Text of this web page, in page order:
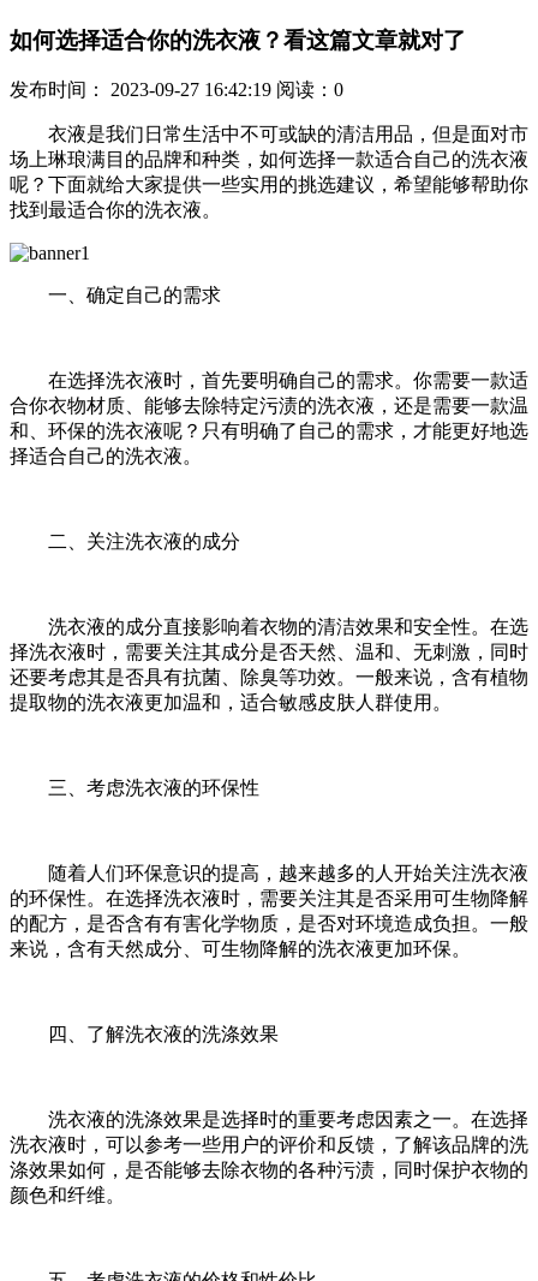
如何选择适合你的洗衣液？看这篇文章就对了
发布时间： 2023-09-27 16:42:19 阅读： 0
衣液是我们日常生活中不可或缺的清洁用品，但是面对市
场上琳琅满目的品牌和种类，如何选择一款适合自己的洗衣液
呢？下面就给大家提供一些实用的挑选建议，希望能够帮助你
找到最适合你的洗衣液。
一、确定自己的需求
在选择洗衣液时，首先要明确自己的需求。你需要一款适
合你衣物材质、能够去除特定污渍的洗衣液，还是需要一款温
和、环保的洗衣液呢？只有明确了自己的需求，才能更好地选
择适合自己的洗衣液。
二、关注洗衣液的成分
洗衣液的成分直接影响着衣物的清洁效果和安全性。在选
择洗衣液时，需要关注其成分是否天然、温和、无刺激，同时
还要考虑其是否具有抗菌、除臭等功效。一般来说，含有植物
提取物的洗衣液更加温和，适合敏感皮肤人群使用。
三、考虑洗衣液的环保性
随着人们环保意识的提高，越来越多的人开始关注洗衣液
的环保性。在选择洗衣液时，需要关注其是否采用可生物降解
的配方，是否含有有害化学物质，是否对环境造成负担。一般
来说，含有天然成分、可生物降解的洗衣液更加环保。
四、了解洗衣液的洗涤效果
洗衣液的洗涤效果是选择时的重要考虑因素之一。在选择
洗衣液时，可以参考一些用户的评价和反馈，了解该品牌的洗
涤效果如何，是否能够去除衣物的各种污渍，同时保护衣物的
颜色和纤维。